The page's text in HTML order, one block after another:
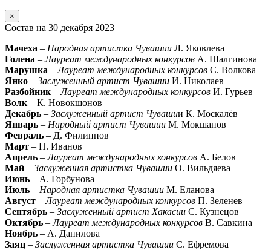
×
Состав на 30 декабря 2023
Мачеха – Народная артистка Чувашии Л. Яковлева
Голена –Лауреат международных конкурсов А. Шалгинова
Марушка –Лауреат международных конкурсов С. Волкова
Янко – Заслуженный артист Чувашии И. Николаев
Разбойник –Лауреат международных конкурсов И. Гурьев
Волк – К. Новокшонов
Декабрь – Заслуженный артист Чувашии К. Москалёв
Январь – Народный артист Чувашии М. Мокшанов
Февраль – Д. Филиппов
Март – Н. Иванов
Апрель –Лауреат международных конкурсов А. Белов
Май – Заслуженная артистка Чувашии О. Вильдяева
Июнь – А. Горбунова
Июль – Народная артистка Чувашии М. Еланова
Август –Лауреат международных конкурсов П. Зеленев
Сентябрь – Заслуженный артист Хакасии С. Кузнецов
Октябрь –Лауреат международных конкурсов В. Савкина
Ноябрь – А. Данилова
Заяц – Заслуженная артистка Чувашии С. Ефремова